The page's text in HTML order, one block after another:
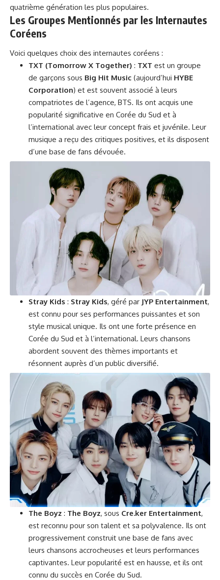
quatrième génération les plus populaires.
Les Groupes Mentionnés par les Internautes
Coréens
Voici quelques choix des internautes coréens :
TXT (Tomorrow X Together) : TXT est un groupe
de garçons sous Big Hit Music(aujourd’hui HYBE
Corporation) et est souvent associé à leurs
compatriotes de l’agence, BTS. Ils ont acquis une
popularité significative en Corée du Sud et à
l’international avec leur concept frais et juvénile. Leur
musique a reçu des critiques positives, et ils disposent
d’une base de fans dévouée.
Stray Kids : Stray Kids, géré par JYP Entertainment,
est connu pour ses performances puissantes et son
style musical unique. Ils ont une forte présence en
Corée du Sud et à l’international. Leurs chansons
abordent souvent des thèmes importants et
résonnent auprès d’un public diversifié.
The Boyz : The Boyz, sous Cre.ker Entertainment,
est reconnu pour son talent et sa polyvalence. Ils ont
progressivement construit une base de fans avec
leurs chansons accrocheuses et leurs performances
captivantes. Leur popularité est en hausse, et ils ont
connu du succès en Corée du Sud.